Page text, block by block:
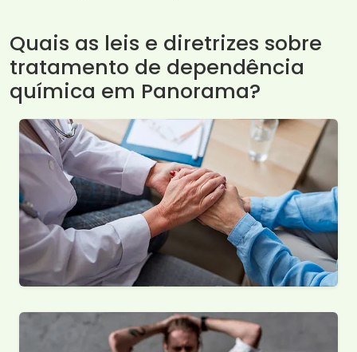
Quais as leis e diretrizes sobre
tratamento de dependência
química em Panorama?